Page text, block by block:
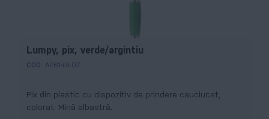
Lumpy, pix, verde/argintiu
COD: AP6149-07
Pix din plastic cu dispozitiv de prindere cauciucat,
colorat. Mină albastră.